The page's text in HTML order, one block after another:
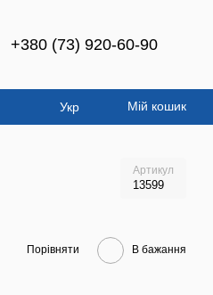
+380 (73) 920-60-90
Укр Мій кошик
Артикул
13599
Порівняти В бажання